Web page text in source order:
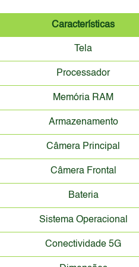
Características
Tela
Processador
Memória RAM
Armazenamento
Câmera Principal
Câmera Frontal
Bateria
Sistema Operacional
Conectividade 5G